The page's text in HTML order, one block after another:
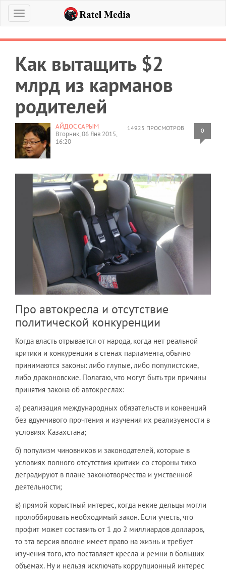
Меню
Как вытащить $2
млрд из карманов
родителей
14925 ПРОСМОТРОВ 0
АЙДОС САРЫМ
Вторник, 06 Янв 2015,
16:20
Про автокресла и отсутствие
политической конкуренции
Когда власть отрывается от народа, когда нет реальной
критики и конкуренции в стенах парламента, обычно
принимаются законы: либо глупые, либо популистские,
либо драконовские. Полагаю, что могут быть три причины
принятия закона об автокреслах:
а) реализация международных обязательств и конвенций
без вдумчивого прочтения и изучения их реализуемости в
условиях Казахстана;
б) популизм чиновников и законодателей, которые в
условиях полного отсутствия критики со стороны тихо
деградируют в плане законотворчества и умственной
деятельности;
в) прямой корыстный интерес, когда некие дельцы могли
пролоббировать необходимый закон. Если учесть, что
профит может составить от 1 до 2 миллиардов долларов,
то эта версия вполне имеет право на жизнь и требует
изучения того, кто поставляет кресла и ремни в больших
объемах. Ну и нельзя исключать коррупционный интерес